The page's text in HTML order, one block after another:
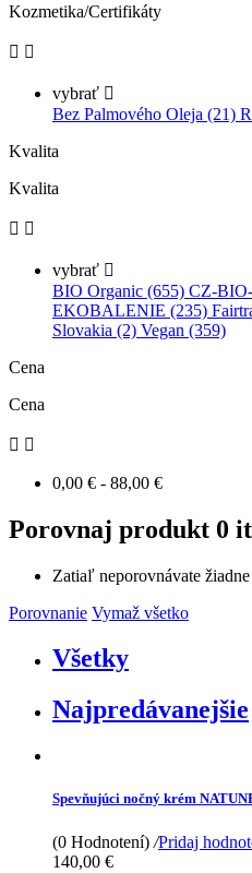
Kozmetika/Certifikáty
 
vybrať 
Bez Palmového Oleja (21)
Kvalita
Kvalita
 
vybrať 
BIO Organic (655) CZ-
EKOBALENIE (235)
Slovakia (2) Vegan (359)
Cena
Cena
 
0,00 € - 88,00 €
Porovnaj produkt 0
Zatiaľ neporovnávate
Porovnanie Vymaž všetko
Všetky
Najpredávanejšie
Spevňujúci nočný krém
(0 Hodnotení) /Pridaj
140,00 €